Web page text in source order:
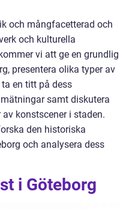
och mångfacetterad och
och kulturella
vi att ge en grundlig
presentera olika typer av
en titt på dess
samt diskutera
konstscener i staden.
den historiska
och analysera dess
i Göteborg